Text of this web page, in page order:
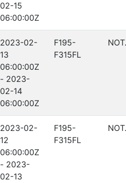
02-15
06:00:00Z
2023-02-
13
06:00:00Z
- 2023-
02-14
06:00:00Z
F195-
F315FL
2023-02-
12
06:00:00Z
- 2023-
02-13
F195-
F315FL